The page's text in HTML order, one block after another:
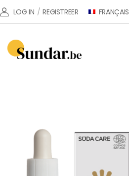
LOG IN / REGISTREER FRANÇAIS